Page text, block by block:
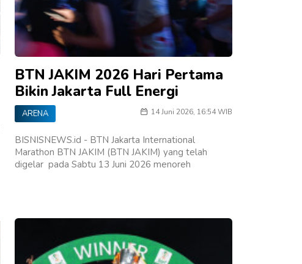
BTN JAKIM 2026 Hari Pertama
Bikin Jakarta Full Energi
ARENA 14 Juni 2026, 16:54 WIB
BISNISNEWS.id - BTN Jakarta International
Marathon BTN JAKIM (BTN JAKIM) yang telah
digelar pada Sabtu 13 Juni 2026 menoreh